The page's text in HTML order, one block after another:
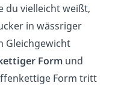
du vielleicht weißt,
in wässriger
Gleichgewicht
Formund
Form tritt